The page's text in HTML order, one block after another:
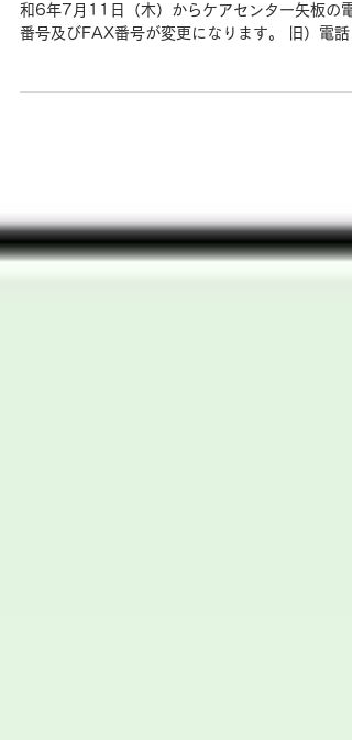
和6年7月11日（木）からケアセンター矢板の電
番号及びFAX番号が変更になります。 旧）電話